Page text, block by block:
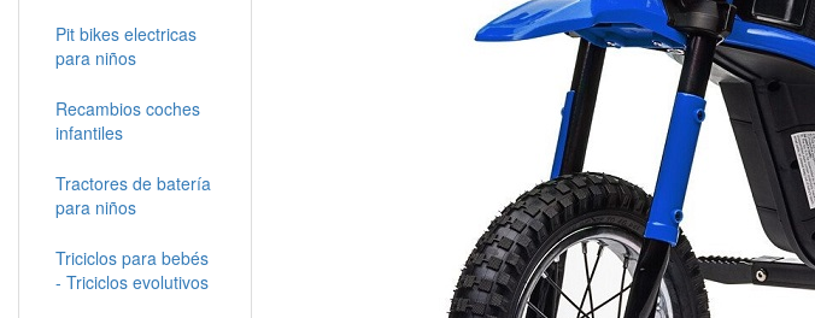
Pit bikes electricas
para niños
Recambios coches
infantiles
Tractores de batería
para niños
Triciclos para bebés
- Triciclos evolutivos